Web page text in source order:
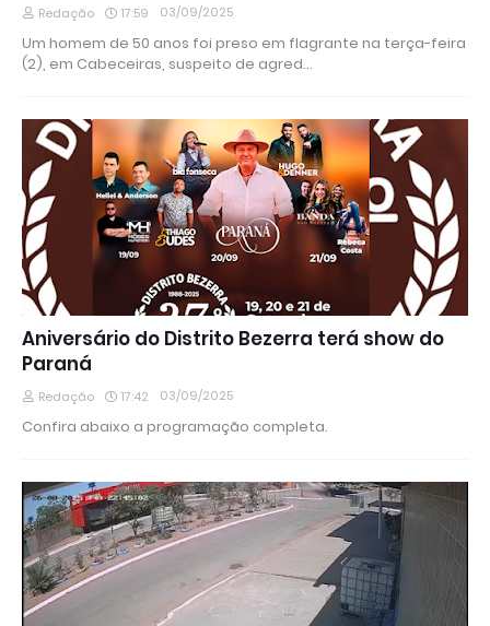
Redação 17:59 03/09/2025
Um homem de 50 anos foi preso em flagrante na terça-feira
(2), em Cabeceiras, suspeito de agred…
Aniversário do Distrito Bezerra terá show do
Paraná
Redação 17:42 03/09/2025
Confira abaixo a programação completa.